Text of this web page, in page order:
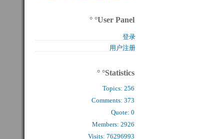
° °User Panel
登录
用户注册
° °Statistics
Topics:256
Comments: 373
Quote: 0
Members: 2926
Visits: 76296993